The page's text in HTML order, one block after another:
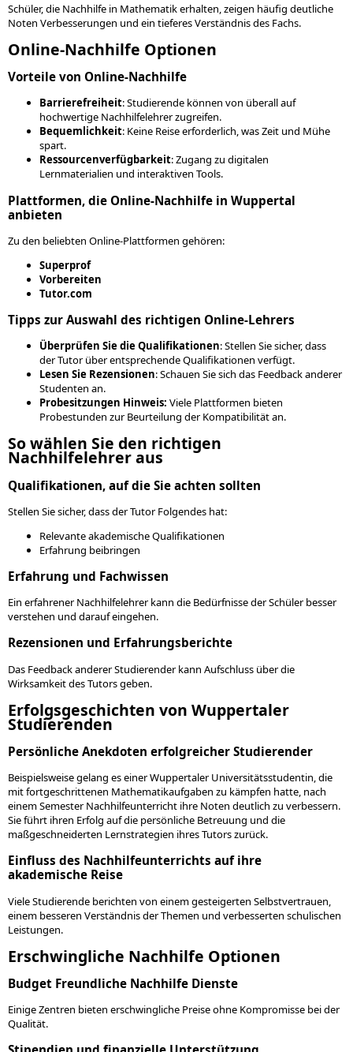
Schüler, die Nachhilfe in Mathematik erhalten, zeigen häufig deutliche
Noten Verbesserungen und ein tieferes Verständnis des Fachs.
Online-Nachhilfe Optionen
Vorteile von Online-Nachhilfe
Barrierefreiheit: Studierende können von überall auf
hochwertige Nachhilfelehrer zugreifen.
Bequemlichkeit: Keine Reise erforderlich, was Zeit und Mühe
spart.
Ressourcenverfügbarkeit: Zugang zu digitalen
Lernmaterialien und interaktiven Tools.
Plattformen, die Online-Nachhilfe in Wuppertal
anbieten
Zu den beliebten Online-Plattformen gehören:
Superprof
Vorbereiten
Tutor.com
Tipps zur Auswahl des richtigen Online-Lehrers
Überprüfen Sie die Qualifikationen: Stellen Sie sicher, dass
der Tutor über entsprechende Qualifikationen verfügt.
Lesen Sie Rezensionen: Schauen Sie sich das Feedback anderer
Studenten an.
Probesitzungen Hinweis: Viele Plattformen bieten
Probestunden zur Beurteilung der Kompatibilität an.
So wählen Sie den richtigen
Nachhilfelehrer aus
Qualifikationen, auf die Sie achten sollten
Stellen Sie sicher, dass der Tutor Folgendes hat:
Relevante akademische Qualifikationen
Erfahrung beibringen
Erfahrung und Fachwissen
Ein erfahrener Nachhilfelehrer kann die Bedürfnisse der Schüler besser
verstehen und darauf eingehen.
Rezensionen und Erfahrungsberichte
Das Feedback anderer Studierender kann Aufschluss über die
Wirksamkeit des Tutors geben.
Erfolgsgeschichten von Wuppertaler
Studierenden
Persönliche Anekdoten erfolgreicher Studierender
Beispielsweise gelang es einer Wuppertaler Universitätsstudentin, die
mit fortgeschrittenen Mathematikaufgaben zu kämpfen hatte, nach
einem Semester Nachhilfeunterricht ihre Noten deutlich zu verbessern.
Sie führt ihren Erfolg auf die persönliche Betreuung und die
maßgeschneiderten Lernstrategien ihres Tutors zurück.
Einfluss des Nachhilfeunterrichts auf ihre
akademische Reise
Viele Studierende berichten von einem gesteigerten Selbstvertrauen,
einem besseren Verständnis der Themen und verbesserten schulischen
Leistungen.
Erschwingliche Nachhilfe Optionen
Budget Freundliche Nachhilfe Dienste
Einige Zentren bieten erschwingliche Preise ohne Kompromisse bei der
Qualität.